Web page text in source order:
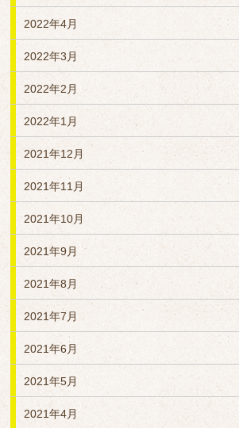
2022年4月
2022年3月
2022年2月
2022年1月
2021年12月
2021年11月
2021年10月
2021年9月
2021年8月
2021年7月
2021年6月
2021年5月
2021年4月